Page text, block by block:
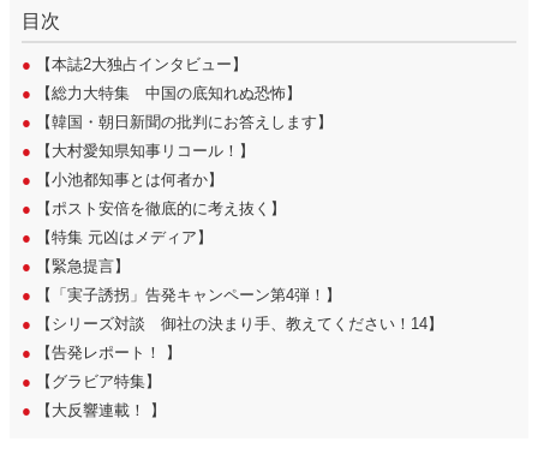
目次
● 【本誌2大独占インタビュー】
● 【総力大特集 中国の底知れぬ恐怖】
● 【韓国・朝日新聞の批判にお答えします】
● 【大村愛知県知事リコール！】
● 【小池都知事とは何者か】
● 【ポスト安倍を徹底的に考え抜く】
● 【特集 元凶はメディア】
● 【緊急提言】
● 【「実子誘拐」告発キャンペーン第4弾！】
● 【シリーズ対談 御社の決まり手、教えてください！14】
● 【告発レポート！ 】
● 【グラビア特集】
● 【大反響連載！ 】